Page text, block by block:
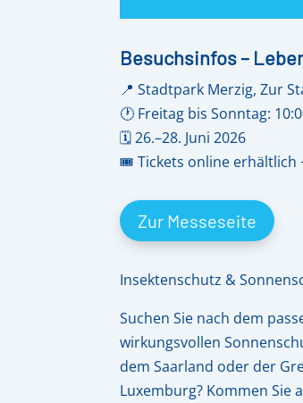
Besuchsinfos –
📍 Stadtpark Merzig, Zur
🕐 Freitag bis Sonntag:
🗓️ 26.–28. Juni 2026
🎟️ Tickets online erhältlich
Zur Messeseite
Insektenschutz &
Suchen Sie nach dem
wirkungsvollen
dem Saarland oder der
Luxemburg? Kommen Sie